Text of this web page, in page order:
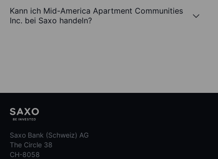
Kann ich Mid-America Apartment Communities
Inc. bei Saxo handeln?
Saxo Bank (Schweiz) AG
The Circle 38
CH-8058